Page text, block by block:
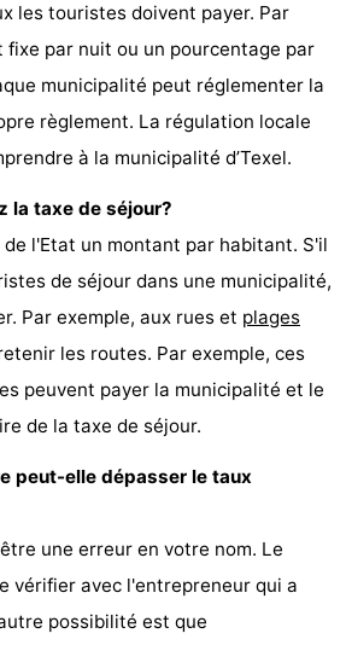
les touristes doivent payer. Par
fixe par nuit ou un pourcentage par
municipalité peut réglementer la
règlement. La régulation locale
à la municipalité d’Texel.
la taxe de séjour?
l'Etat un montant par habitant. S'il
de séjour dans une municipalité,
Par exemple, aux rues et plages
les routes. Par exemple, ces
peuvent payer la municipalité et le
de la taxe de séjour.
peut-elle dépasser le taux
une erreur en votre nom. Le
vérifier avec l'entrepreneur qui a
possibilité est que